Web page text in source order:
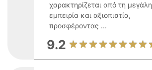
χαρακτηρίζεται από τη μεγάλη
εμπειρία και αξιοπιστία,
προσφέροντας ...
9.2